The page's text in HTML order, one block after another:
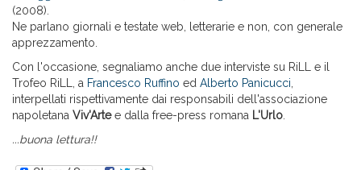
(2008).
Ne parlano giornali e testate web, letterarie e non, con generale
apprezzamento.
Con l'occasione, segnaliamo anche due interviste su RiLL e il
Trofeo RiLL, a Francesco Ruffino ed Alberto Panicucci
interpellati rispettivamente dai responsabili dell'associazione
napoletana Viv'Artee dalla free-press romana L'Urlo
...buona lettura!!